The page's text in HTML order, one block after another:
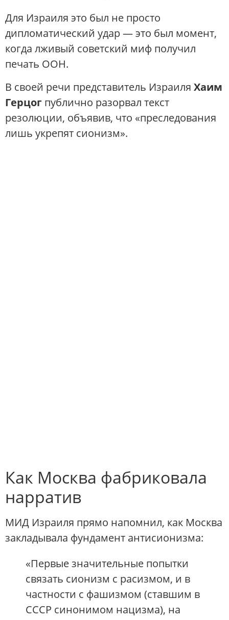
Для Израиля это был не просто
дипломатический удар — это был момент,
когда лживый советский миф получил
печать ООН.
В своей речи представитель Израиля Хаим
Герцог публично разорвал текст
резолюции, объявив, что «преследования
лишь укрепят сионизм».
Как Москва фабриковала
нарратив
МИД Израиля прямо напомнил, как Москва
закладывала фундамент антисионизма:
«Первые значительные попытки
связать сионизм с расизмом, и в
частности с фашизмом (ставшим в
СССР синонимом нацизма), на